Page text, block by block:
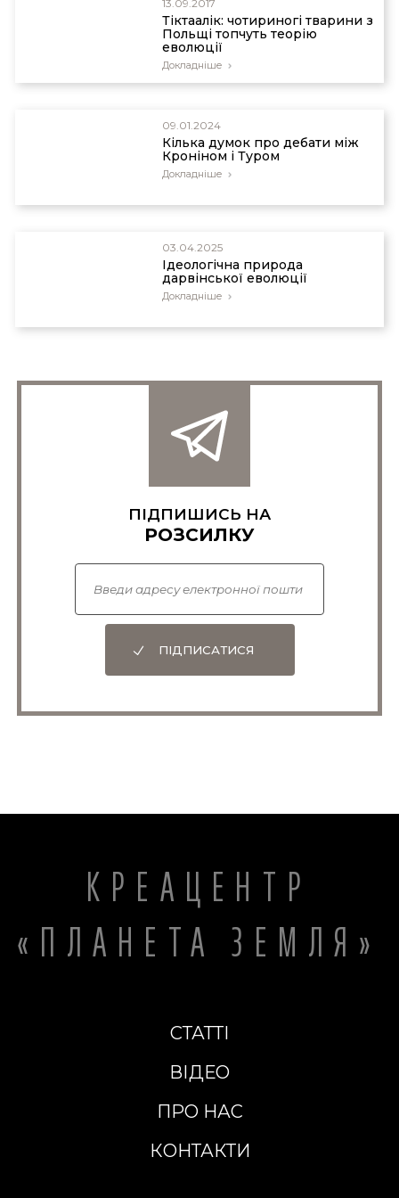
13.09.2017
Тіктаалік: чотириногі тварини з
Польщі топчуть теорію
еволюції
Докладніше
09.01.2024
Кілька думок про дебати між
Кроніном і Туром
Докладніше
03.04.2025
Ідеологічна природа
дарвінської еволюції
Докладніше
ПІДПИШИСЬ НА
РОЗСИЛКУ
ПІДПИСАТИСЯ
КРЕАЦЕНТР
«ПЛАНЕТА ЗЕМЛЯ»
СТАТТІ
ВІДЕО
ПРО НАС
КОНТАКТИ